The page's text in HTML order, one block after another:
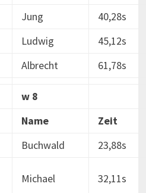
Jung
40,28s
Ludwig
45,12s
Albrecht 61,78s
w 8
Name
Zeit
Buchwald 23,88s
Michael 32,11s